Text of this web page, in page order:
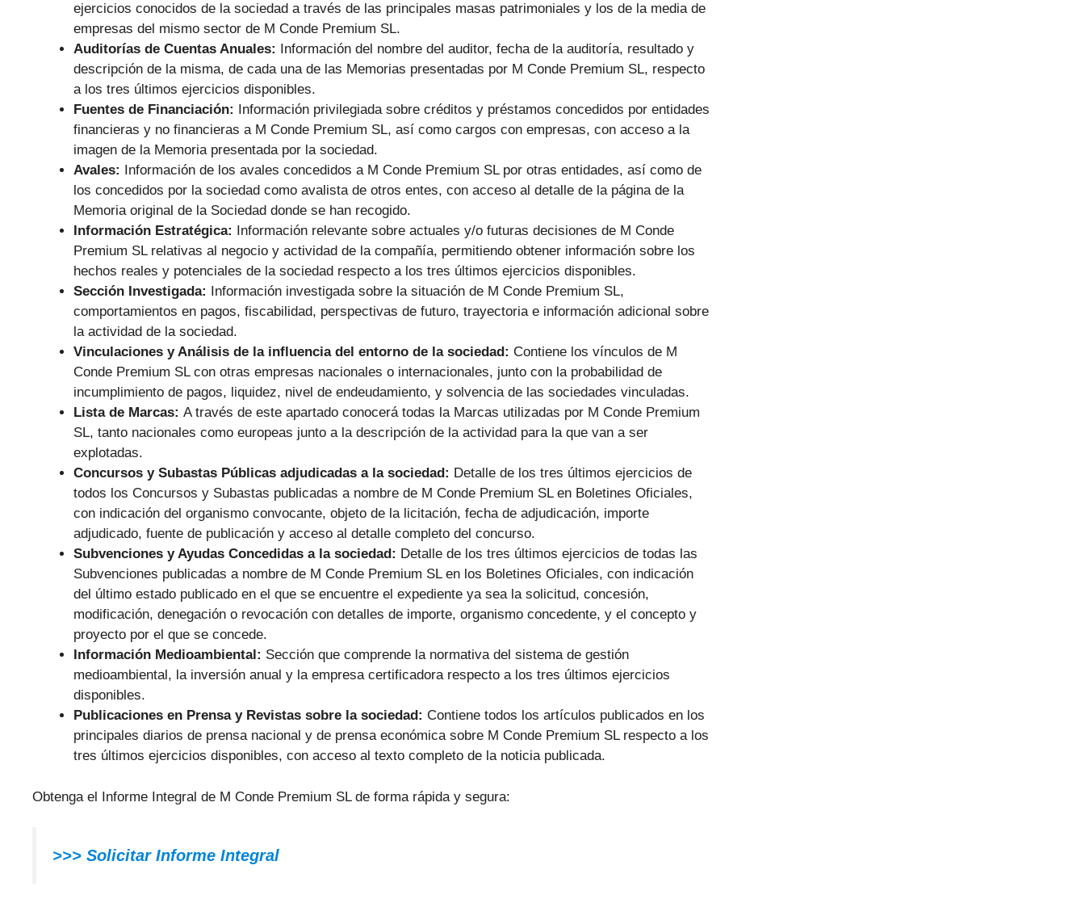
ejercicios conocidos de la sociedad a través de las principales masas patrimoniales y los de la media de
empresas del mismo sector de M Conde Premium SL.
Auditorías de Cuentas Anuales: Información del nombre del auditor, fecha de la auditoría, resultado y
descripción de la misma, de cada una de las Memorias presentadas por M Conde Premium SL, respecto
a los tres últimos ejercicios disponibles.
Fuentes de Financiación: Información privilegiada sobre créditos y préstamos concedidos por entidades
financieras y no financieras a M Conde Premium SL, así como cargos con empresas, con acceso a la
imagen de la Memoria presentada por la sociedad.
Avales: Información de los avales concedidos a M Conde Premium SL por otras entidades, así como de
los concedidos por la sociedad como avalista de otros entes, con acceso al detalle de la página de la
Memoria original de la Sociedad donde se han recogido.
Información Estratégica: Información relevante sobre actuales y/o futuras decisiones de M Conde
Premium SL relativas al negocio y actividad de la compañía, permitiendo obtener información sobre los
hechos reales y potenciales de la sociedad respecto a los tres últimos ejercicios disponibles.
Sección Investigada: Información investigada sobre la situación de M Conde Premium SL,
comportamientos en pagos, fiscabilidad, perspectivas de futuro, trayectoria e información adicional sobre
la actividad de la sociedad.
Vinculaciones y Análisis de la influencia del entorno de la sociedad: Contiene los vínculos de M
Conde Premium SL con otras empresas nacionales o internacionales, junto con la probabilidad de
incumplimiento de pagos, liquidez, nivel de endeudamiento, y solvencia de las sociedades vinculadas.
Lista de Marcas: A través de este apartado conocerá todas la Marcas utilizadas por M Conde Premium
SL, tanto nacionales como europeas junto a la descripción de la actividad para la que van a ser
explotadas.
Concursos y Subastas Públicas adjudicadas a la sociedad: Detalle de los tres últimos ejercicios de
todos los Concursos y Subastas publicadas a nombre de M Conde Premium SL en Boletines Oficiales,
con indicación del organismo convocante, objeto de la licitación, fecha de adjudicación, importe
adjudicado, fuente de publicación y acceso al detalle completo del concurso.
Subvenciones y Ayudas Concedidas a la sociedad: Detalle de los tres últimos ejercicios de todas las
Subvenciones publicadas a nombre de M Conde Premium SL en los Boletines Oficiales, con indicación
del último estado publicado en el que se encuentre el expediente ya sea la solicitud, concesión,
modificación, denegación o revocación con detalles de importe, organismo concedente, y el concepto y
proyecto por el que se concede.
Información Medioambiental: Sección que comprende la normativa del sistema de gestión
medioambiental, la inversión anual y la empresa certificadora respecto a los tres últimos ejercicios
disponibles.
Publicaciones en Prensa y Revistas sobre la sociedad: Contiene todos los artículos publicados en los
principales diarios de prensa nacional y de prensa económica sobre M Conde Premium SL respecto a los
tres últimos ejercicios disponibles, con acceso al texto completo de la noticia publicada.
Obtenga el Informe Integral de M Conde Premium SL de forma rápida y segura:
>>> Solicitar Informe Integral